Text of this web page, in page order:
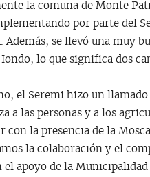
la comuna de Monte
por parte del
Además, se llevó una muy
lo que significa dos
el Seremi hizo un
a las personas y a los
con la presencia de la
la colaboración y el
el apoyo de la